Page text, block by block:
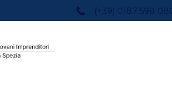
(+39) 0187 598